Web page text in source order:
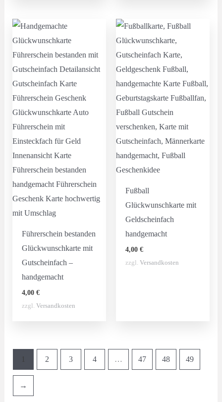
Führerschein bestanden
Glückwunschkarte mit
Gutscheinfach –
handgemacht
4,00 €
zzgl. Versandkosten
Fußball
Glückwunschkarte mit
Geldscheinfach
handgemacht
4,00€
zzgl.Versandkosten
1 2 3 4 … 47 48 49
→